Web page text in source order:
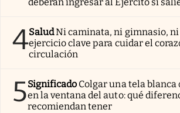
deberán ingresar al Ejército si
4SaludNi caminata, ni gimnasio,
ejercicio clave para cuidar el
circulación
5Significado Colgar una tela blanca
en la ventana del auto: qué
recomiendan tener